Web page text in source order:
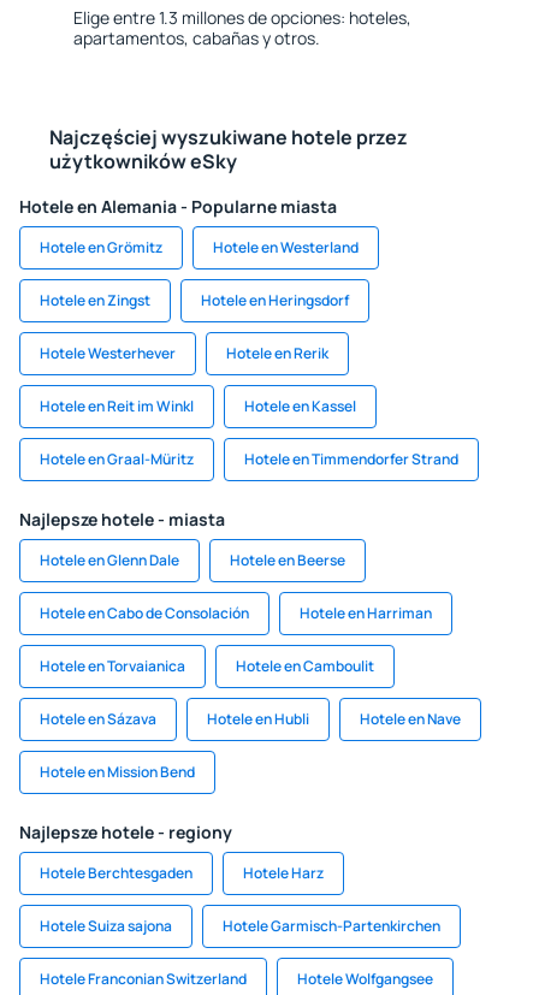
Elige entre 1.3 millones de opciones: hoteles,
apartamentos, cabañas y otros.
Najczęściej wyszukiwane hotele przez
użytkowników eSky
Hotele en Alemania - Popularne miasta
Hotele en Grömitz Hotele en Westerland
Hotele en Zingst Hotele en Heringsdorf
Hotele Westerhever Hotele en Rerik
Hotele en Reit im Winkl Hotele en Kassel
Hotele en Graal-Müritz Hotele en Timmendorfer Strand
Najlepsze hotele - miasta
Hotele en Glenn Dale Hotele en Beerse
Hotele en Cabo de Consolación Hotele en Harriman
Hotele en Torvaianica Hotele en Camboulit
Hotele en Sázava Hotele en Hubli Hotele en Nave
Hotele en Mission Bend
Najlepsze hotele - regiony
Hotele Berchtesgaden Hotele Harz
Hotele Suiza sajona Hotele Garmisch-Partenkirchen
Hotele Franconian Switzerland Hotele Wolfgangsee